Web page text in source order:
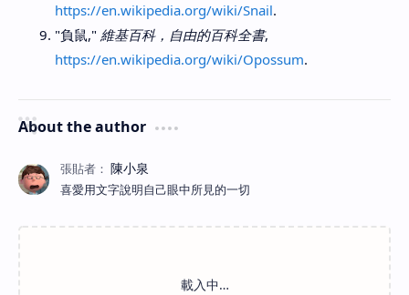
https://en.wikipedia.org/wiki/Snail.
"負鼠," 維基百科，自由的百科全書,
https://en.wikipedia.org/wiki/Opossum.
About the author
喜愛用文字說明自己眼中所見的一切